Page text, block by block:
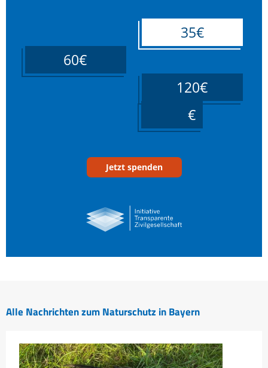
35€
60€
120€
Jetzt spenden
Alle Nachrichten zum Naturschutz in Bayern